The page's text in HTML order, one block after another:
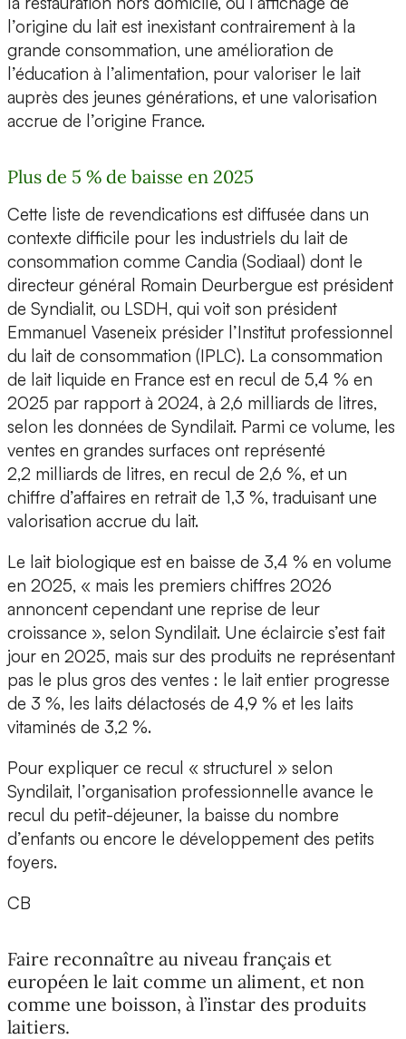
l’origine du lait est inexistant contrairement à la
grande consommation, une amélioration de
l’éducation à l’alimentation, pour valoriser le lait
auprès des jeunes générations, et une valorisation
accrue de l’origine France.
Plus de 5 % de baisse en 2025
Cette liste de revendications est diffusée dans un
contexte difficile pour les industriels du lait de
consommation comme Candia (Sodiaal) dont le
directeur général Romain Deurbergue est président
de Syndialit, ou LSDH, qui voit son président
Emmanuel Vaseneix présider l’Institut professionnel
du lait de consommation (IPLC). La consommation
de lait liquide en France est en recul de 5,4 % en
2025 par rapport à 2024, à 2,6 milliards de litres,
selon les données de Syndilait. Parmi ce volume, les
ventes en grandes surfaces ont représenté
2,2 milliards de litres, en recul de 2,6 %, et un
chiffre d’affaires en retrait de 1,3 %, traduisant une
valorisation accrue du lait.
Le lait biologique est en baisse de 3,4 % en volume
en 2025, « mais les premiers chiffres 2026
annoncent cependant une reprise de leur
croissance », selon Syndilait. Une éclaircie s’est fait
jour en 2025, mais sur des produits ne représentant
pas le plus gros des ventes : le lait entier progresse
de 3 %, les laits délactosés de 4,9 % et les laits
vitaminés de 3,2 %.
Pour expliquer ce recul « structurel » selon
Syndilait, l’organisation professionnelle avance le
recul du petit-déjeuner, la baisse du nombre
d’enfants ou encore le développement des petits
foyers.
CB
Faire reconnaître au niveau français et
européen le lait comme un aliment, et non
comme une boisson, à l’instar des produits
laitiers.